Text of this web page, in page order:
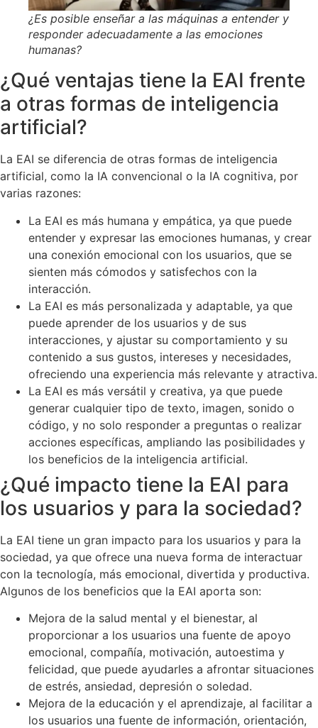
¿Es posible enseñar a las máquinas a entender y
responder adecuadamente a las emociones
humanas?
¿Qué ventajas tiene la EAI frente
a otras formas de inteligencia
artificial?
La EAI se diferencia de otras formas de inteligencia
artificial, como la IA convencional o la IA cognitiva, por
varias razones:
La EAI es más humana y empática, ya que puede
entender y expresar las emociones humanas, y crear
una conexión emocional con los usuarios, que se
sienten más cómodos y satisfechos con la
interacción.
La EAI es más personalizada y adaptable, ya que
puede aprender de los usuarios y de sus
interacciones, y ajustar su comportamiento y su
contenido a sus gustos, intereses y necesidades,
ofreciendo una experiencia más relevante y atractiva.
La EAI es más versátil y creativa, ya que puede
generar cualquier tipo de texto, imagen, sonido o
código, y no solo responder a preguntas o realizar
acciones específicas, ampliando las posibilidades y
los beneficios de la inteligencia artificial.
¿Qué impacto tiene la EAI para
los usuarios y para la sociedad?
La EAI tiene un gran impacto para los usuarios y para la
sociedad, ya que ofrece una nueva forma de interactuar
con la tecnología, más emocional, divertida y productiva.
Algunos de los beneficios que la EAI aporta son:
Mejora de la salud mental y el bienestar, al
proporcionar a los usuarios una fuente de apoyo
emocional, compañía, motivación, autoestima y
felicidad, que puede ayudarles a afrontar situaciones
de estrés, ansiedad, depresión o soledad.
Mejora de la educación y el aprendizaje, al facilitar a
los usuarios una fuente de información, orientación,